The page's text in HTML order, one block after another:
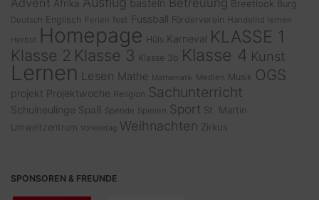
Advent Afrika basteln Betreuung Breetlook Burg
Deutsch Englisch Ferien fest Fussball Förderverein
Handelnd lernen
Herbst Homepage Hüls Karneval KLASSE 1
Klasse 2 Klasse 3 Klasse 3b Klasse 4 Kunst
Lernen Lesen Mathe Mathematik Medien Musik OGS
projekt Projektwoche Religion Sachunterricht
Schulneulinge Spaß Spende Spielen Sport St. Martin
Umweltzentrum Vorlesetag Weihnachten Zirkus
SPONSOREN & FREUNDE